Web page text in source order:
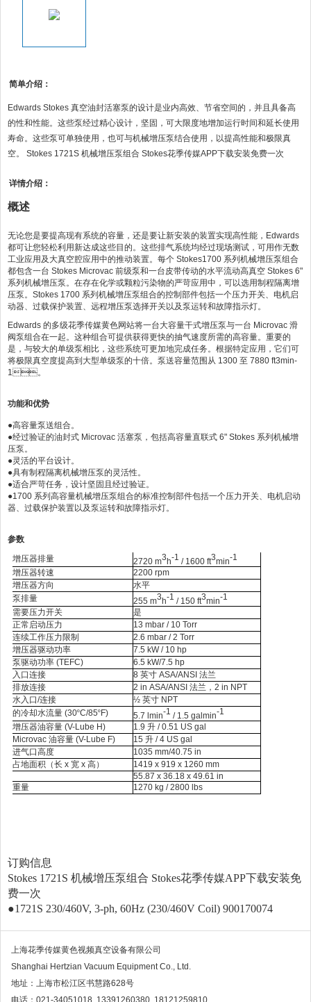
简单介绍：
Edwards Stokes 真空油封活塞泵的设计是业内高效、节省空间的，并且具备高
的性和性能。这些泵经过精心设计，坚固，可大限度地增加运行时间和延长使用
寿命。这些泵可单独使用，也可与机械增压泵结合使用，以提高性能和极限真
空。 Stokes 1721S 机械增压泵组合 Stokes花季传媒APP下载安装免费一次
详情介绍：
概述
无论您是要提高现有系统的容量，还是要让新安装的装置实现高性能，Edwards
都可让您轻松利用新达成这些目的。这些排气系统均经过现场测试，可用作无数
工业应用及大真空腔应用中的推动装置。每个 Stokes1700 系列机械增压泵组合
都包含一台 Stokes Microvac 前级泵和一台皮带传动的水平流动高真空 Stokes 6"
系列机械增压泵。在存在化学或颗粒污染物的严苛应用中，可以选用制程隔离增
压泵。Stokes 1700 系列机械增压泵组合的控制部件包括一个压力开关、电机启
动器、过载保护装置、远程增压泵选择开关以及泵运转和故障指示灯。
Edwards 的多级花季传媒黄色网站将一台大容量干式增压泵与一台 Microvac 滑
阀泵组合在一起。这种组合可提供获得更快的抽气速度所需的高容量。重要的
是，与较大的单级泵相比，这些系统可更加地完成任务。根据特定应用，它们可
将极限真空度提高到大型单级泵的十倍。泵送容量范围从 1300 至 7880 ft3min-
1。
功能和优势
●高容量泵送组合。
●经过验证的油封式 Microvac 活塞泵，包括高容量直联式 6" Stokes 系列机械增
压泵。
●灵活的平台设计。
●具有制程隔离机械增压泵的灵活性。
●适合严苛任务，设计坚固且经过验证。
●1700 系列高容量机械增压泵组合的标准控制部件包括一个压力开关、电机启动
器、过载保护装置以及泵运转和故障指示灯。
参数
增压器排量
2720 m3h-1 / 1600 ft3min-1
增压器转速
2200 rpm
增压器方向
水平
泵排量
255 m3h-1 / 150 ft3min-1
需要压力开关
是
正常启动压力
13 mbar / 10 Torr
连续工作压力限制
2.6 mbar / 2 Torr
增压器驱动功率
7.5 kW / 10 hp
泵驱动功率(TEFC)
6.5 kW/7.5 hp
入口连接
8英寸ASA/ANSI法兰
排放连接
2 in ASA/ANSI法兰，2 in NPT
水入口/连接 ½ 英寸 NPT
的冷却水流量(30ºC/85ºF) 5.7 lmin-1 / 1.5 galmin-1
增压器油容量(V-Lube H) 1.9升/ 0.51 US gal
Microvac油容量(V-Lube F) 15升/ 4 US gal
进气口高度
1035 mm/40.75 in
占地面积（长x宽x高）
1419 x 919 x 1260 mm
55.87 x 36.18 x 49.61 in
重量
1270 kg / 2800 lbs
订购信息
Stokes 1721S 机械增压泵组合 Stokes花季传媒APP下载安装免
费一次
●1721S 230/460V, 3-ph, 60Hz (230/460V Coil) 900170074
上海花季传媒黄色视频真空设备有限公司
Shanghai Hertzian Vacuum Equipment Co., Ltd.
地址：上海市松江区书慧路628号
电话：021-34051018 13391260380 18121259810